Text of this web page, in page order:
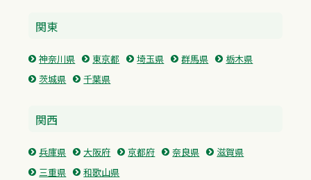
関東
神奈川県 東京都 埼玉県 群馬県
栃木県
茨城県
千葉県
関西
兵庫県 大阪府 京都府 奈良県
滋賀県
三重県
和歌山県